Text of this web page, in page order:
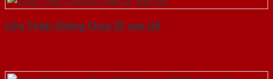
Cửa Thép Chống Cháy 2P van Gỗ